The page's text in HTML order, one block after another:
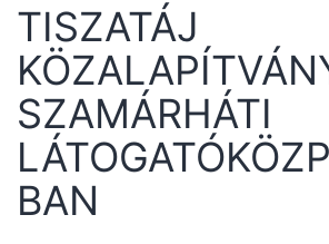
TISZATÁJ
SZAMÁRHÁTI
BAN